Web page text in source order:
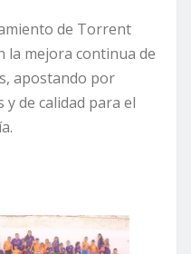
de Torrent
la mejora continua de
apostando por
y de calidad para el